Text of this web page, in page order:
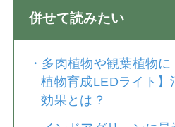
併せて読みたい
・ 多肉植物や観葉植物
植物育成LEDライト
効果とは？